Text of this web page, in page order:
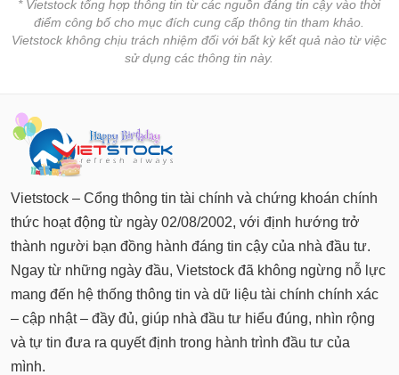
* Vietstock tổng hợp thông tin từ các nguồn đáng tin cậy vào thời
điểm công bố cho mục đích cung cấp thông tin tham khảo.
Vietstock không chịu trách nhiệm đối với bất kỳ kết quả nào từ việc
sử dụng các thông tin này.
Vietstock – Cổng thông tin tài chính và chứng khoán chính
thức hoạt động từ ngày 02/08/2002, với định hướng trở
thành người bạn đồng hành đáng tin cậy của nhà đầu tư.
Ngay từ những ngày đầu, Vietstock đã không ngừng nỗ lực
mang đến hệ thống thông tin và dữ liệu tài chính chính xác
– cập nhật – đầy đủ, giúp nhà đầu tư hiểu đúng, nhìn rộng
và tự tin đưa ra quyết định trong hành trình đầu tư của
mình.